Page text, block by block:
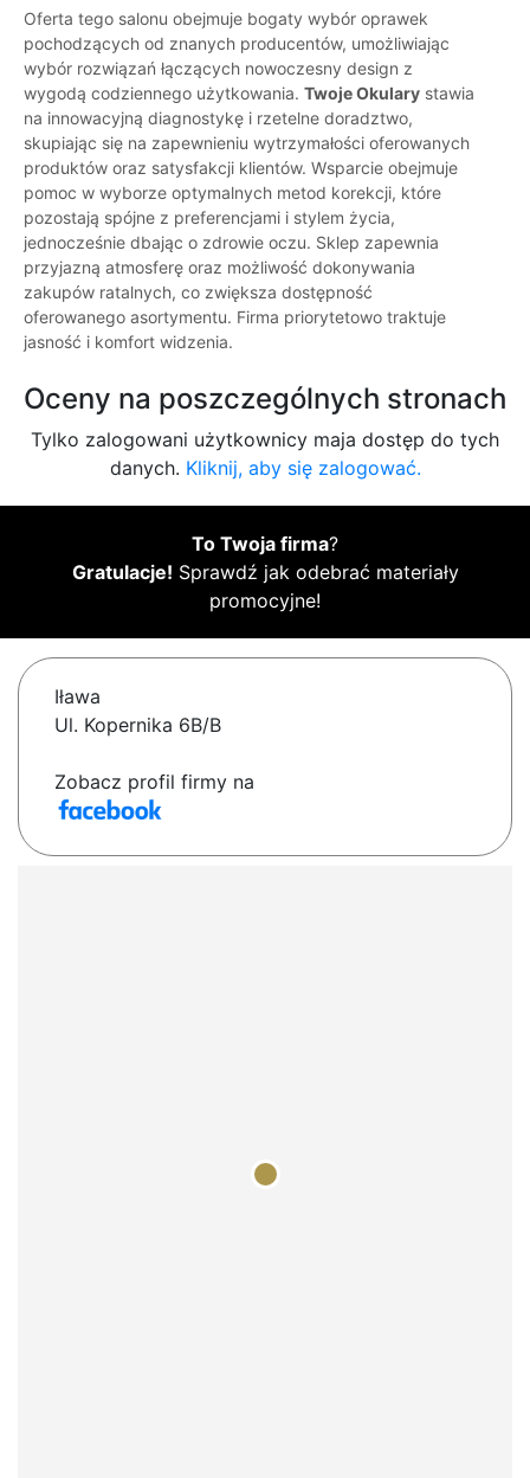
Oferta tego salonu obejmuje bogaty wybór oprawek
pochodzących od znanych producentów, umożliwiając
wybór rozwiązań łączących nowoczesny design z
wygodą codziennego użytkowania. Twoje Okulary stawia
na innowacyjną diagnostykę i rzetelne doradztwo,
skupiając się na zapewnieniu wytrzymałości oferowanych
produktów oraz satysfakcji klientów. Wsparcie obejmuje
pomoc w wyborze optymalnych metod korekcji, które
pozostają spójne z preferencjami i stylem życia,
jednocześnie dbając o zdrowie oczu. Sklep zapewnia
przyjazną atmosferę oraz możliwość dokonywania
zakupów ratalnych, co zwiększa dostępność
oferowanego asortymentu. Firma priorytetowo traktuje
jasność i komfort widzenia.
Oceny na poszczególnych stronach
Tylko zalogowani użytkownicy maja dostęp do tych
danych. Kliknij, aby się zalogować.
To Twoja firma?
Gratulacje! Sprawdź jak odebrać materiały
promocyjne!
Iława
Ul. Kopernika 6B/B
Zobacz profil firmy na